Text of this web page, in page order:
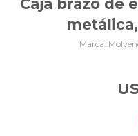
Caja brazo de